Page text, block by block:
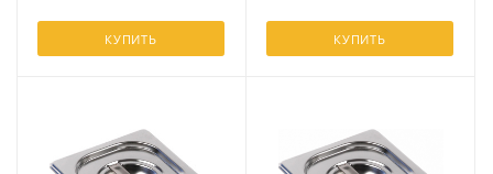
КУПИТЬ КУПИТЬ